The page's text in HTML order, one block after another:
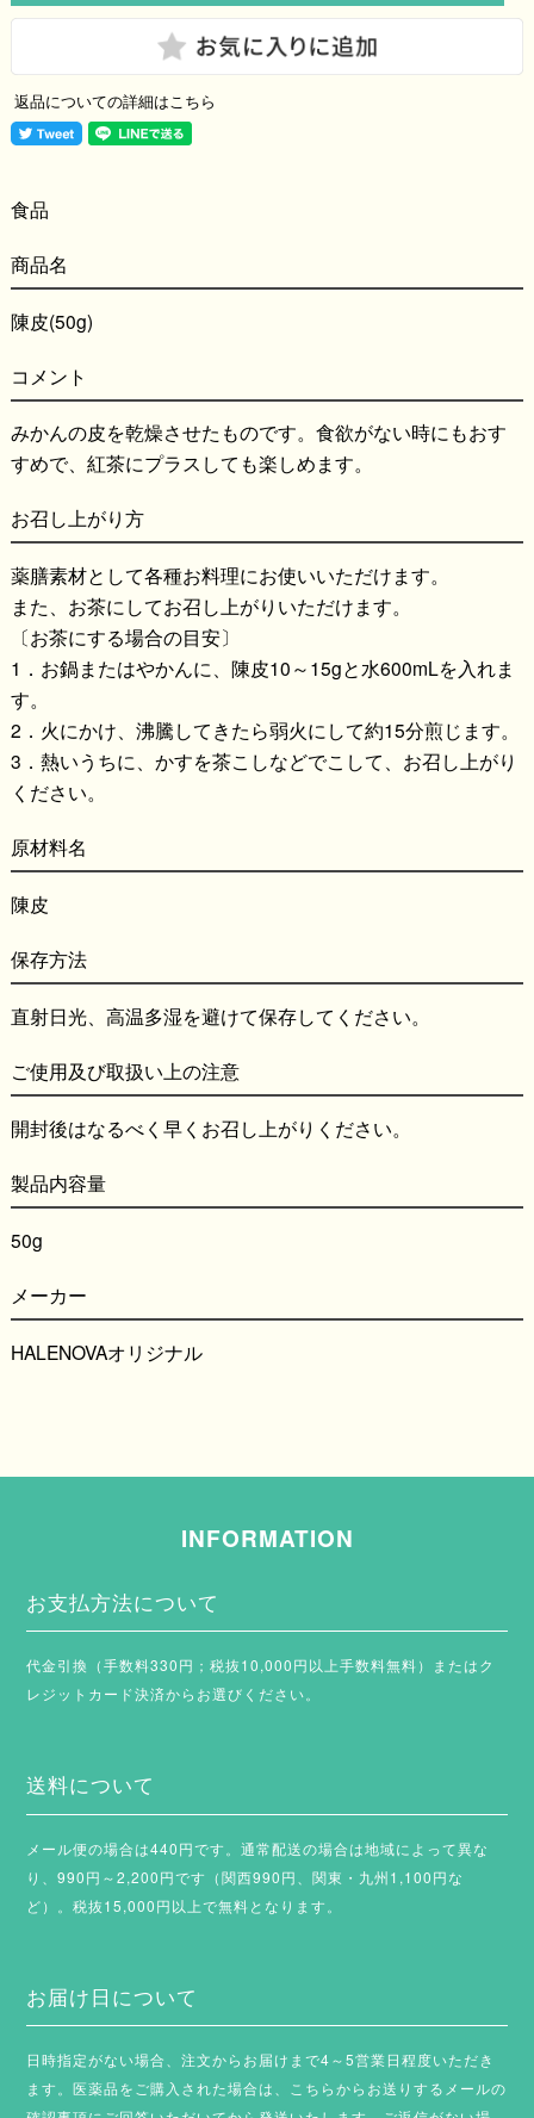
返品についての詳細はこちら
食品
商品名
陳皮(50g)
コメント
みかんの皮を乾燥させたものです。食欲がない時にもおす
すめで、紅茶にプラスしても楽しめます。
お召し上がり方
薬膳素材として各種お料理にお使いいただけます。
また、お茶にしてお召し上がりいただけます。
〔お茶にする場合の目安〕
1．お鍋またはやかんに、陳皮10～15gと水600mLを入れま
す。
2．火にかけ、沸騰してきたら弱火にして約15分煎じます。
3．熱いうちに、かすを茶こしなどでこして、お召し上がり
ください。
原材料名
陳皮
保存方法
直射日光、高温多湿を避けて保存してください。
ご使用及び取扱い上の注意
開封後はなるべく早くお召し上がりください。
製品内容量
50g
メーカー
HALENOVAオリジナル
INFORMATION
お支払方法について
代金引換（手数料330円；税抜10,000円以上手数料無料）またはク
レジットカード決済からお選びください。
送料について
メール便の場合は440円です。通常配送の場合は地域によって異な
り、990円～2,200円です（関西990円、関東・九州1,100円な
ど）。税抜15,000円以上で無料となります。
お届け日について
日時指定がない場合、注文からお届けまで4～5営業日程度いただき
ます。医薬品をご購入された場合は、こちらからお送りするメールの